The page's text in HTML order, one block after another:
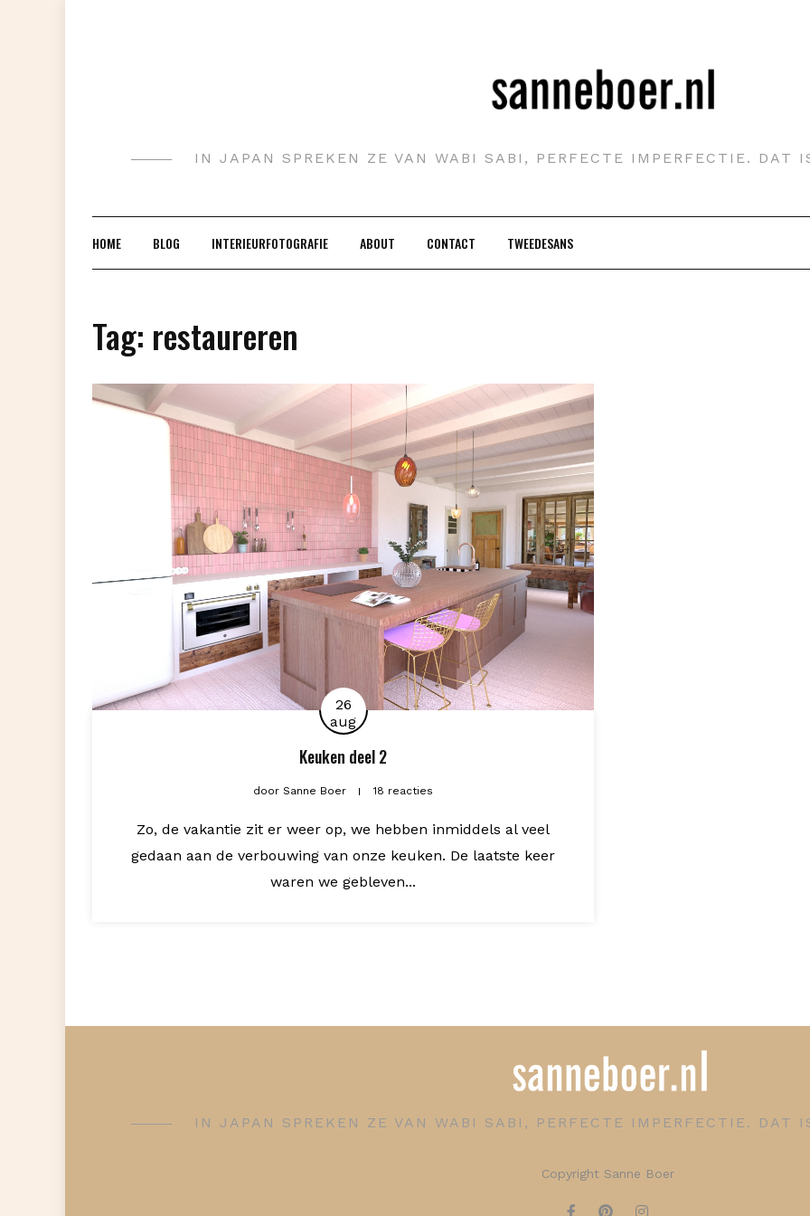
IN JAPAN SPREKEN ZE VAN WABI SABI, PERFECTE IMPERFECTIE. DAT
HOME BLOG INTERIEURFOTOGRAFIE ABOUT CONTACT TWEEDESANS
Tag: restaureren
26
aug
Keuken deel 2
door Sanne Boer 18 reacties
Zo, de vakantie zit er weer op, we hebben inmiddels al veel
gedaan aan de verbouwing van onze keuken. De laatste keer
waren we gebleven...
IN JAPAN SPREKEN ZE VAN WABI SABI, PERFECTE IMPERFECTIE. DAT
Copyright Sanne Boer